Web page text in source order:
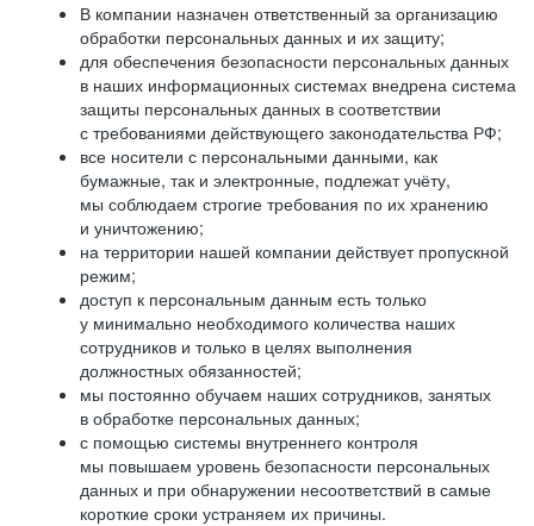
В компании назначен ответственный за организацию
обработки персональных данных и их защиту;
для обеспечения безопасности персональных данных
в наших информационных системах внедрена система
защиты персональных данных в соответствии
с требованиями действующего законодательства РФ;
все носители с персональными данными, как
бумажные, так и электронные, подлежат учёту,
мы соблюдаем строгие требования по их хранению
и уничтожению;
на территории нашей компании действует пропускной
режим;
доступ к персональным данным есть только
у минимально необходимого количества наших
сотрудников и только в целях выполнения
должностных обязанностей;
мы постоянно обучаем наших сотрудников, занятых
в обработке персональных данных;
с помощью системы внутреннего контроля
мы повышаем уровень безопасности персональных
данных и при обнаружении несоответствий в самые
короткие сроки устраняем их причины.